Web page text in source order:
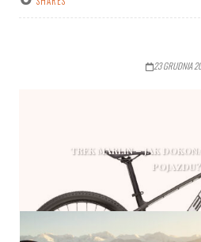
23 GRUDNIA
TREK MARLIN – JAK
POJAZDU?